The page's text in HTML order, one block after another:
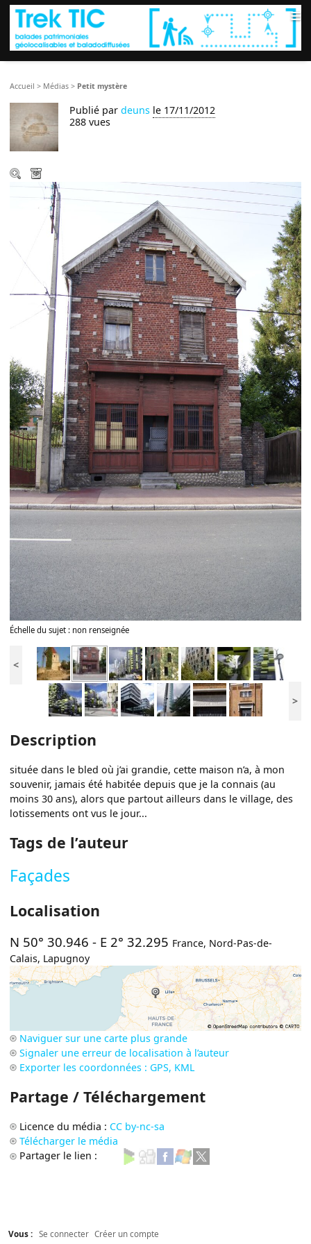
≡
Accueil > Médias > Petit mystère
Publié pardeuns le 17/11/2012
288 vues
Échelle du sujet : non renseignée
<
>
Description
située dans le bled où j’ai grandie, cette maison n’a, à mon
souvenir, jamais été habitée depuis que je la connais (au
moins 30 ans), alors que partout ailleurs dans le village, des
lotissements ont vus le jour...
Tags de l’auteur
Façades
Localisation
N 50° 30.946 - E 2° 32.295 France, Nord-Pas-de-
Calais, Lapugnoy
Naviguer sur une carte plus grande
Signaler une erreur de localisation à l’auteur
Exporter les coordonnées : GPS, KML
Partage / Téléchargement
Licence du média : CC by-nc-sa
Télécharger le média
Partager le lien :
Vous : Se connecter Créer un compte